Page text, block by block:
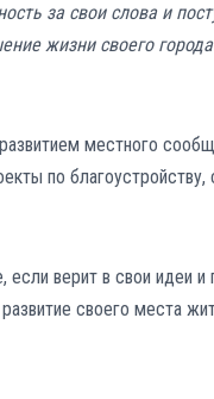
за свои слова и
жизни своего
местного
по
верит в свои идеи и
своего места